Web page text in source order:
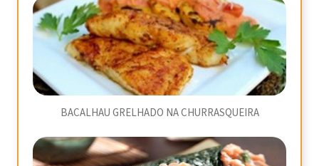
BACALHAU GRELHADO NA CHURRASQUEIRA